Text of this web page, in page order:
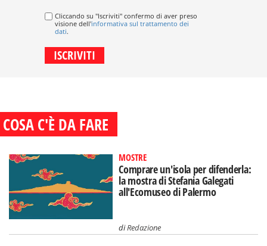
Cliccando su "Iscriviti" confermo di aver preso
visione dell'informativa sul trattamento dei
dati.
COSA C'È DA FARE
MOSTRE
Comprare un'isola per difenderla:
la mostra di Stefania Galegati
all'Ecomuseo di Palermo
diRedazione